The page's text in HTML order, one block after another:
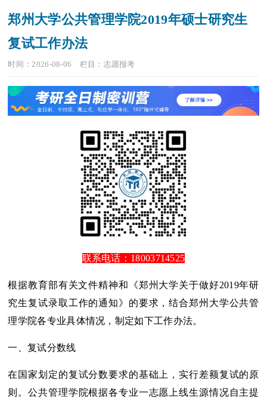
郑州大学公共管理学院2019年硕士研究生
复试工作办法
时间：2026-08-06 栏目： 志愿报考
联系电话：18003714525
根据教育部有关文件精神和《郑州大学关于做好2019年研
究生复试录取工作的通知》的要求，结合郑州大学公共管
理学院各专业具体情况，制定如下工作办法。
一、复试分数线
在国家划定的复试分数要求的基础上，实行差额复试的原
则。公共管理学院根据各专业一志愿上线生源情况自主提